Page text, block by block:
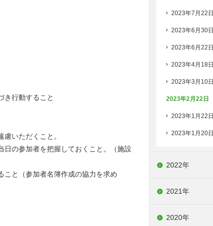
き行動すること
いただくこと。
日の参加者を把握しておくこと。（施設
こと（参加者名簿作成の協力を求め
2023年7月22日
2023年6月30日
2023年6月22日
2023年4月18日
2023年3月10日
2023年2月22日
2023年1月22日
2023年1月20日
2022年
2021年
2020年